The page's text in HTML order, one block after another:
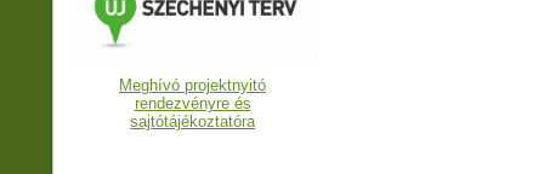
Meghívó projektnyitó
rendezvényre és
sajtótájékoztatóra